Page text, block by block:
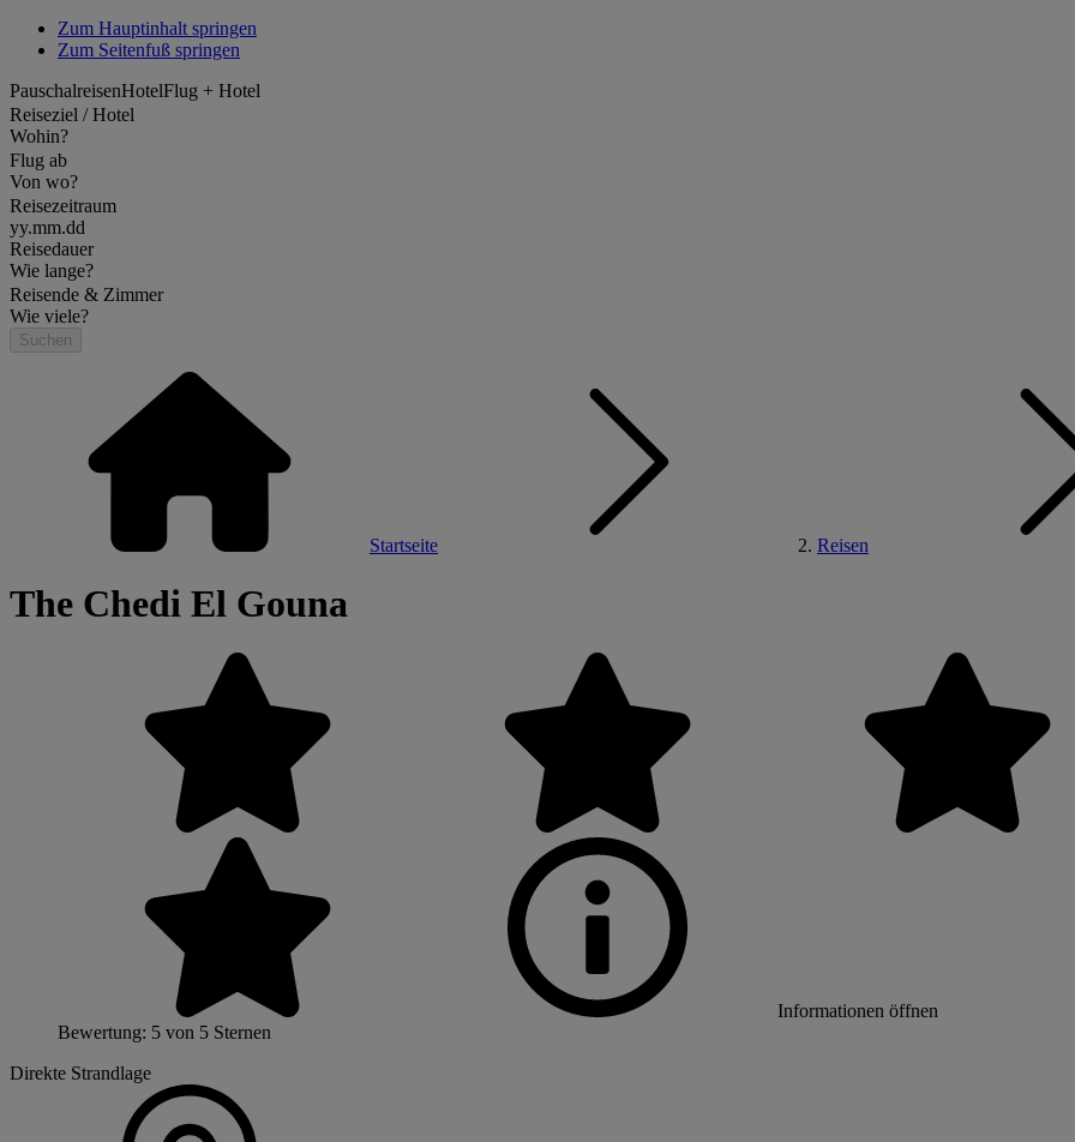
Zum Hauptinhalt springen
Zum Seitenfuß springen
PauschalreisenHotelFlug + Hotel
Reiseziel / Hotel
Wohin?
Flug ab
Von wo?
Reisezeitraum
yy.mm.dd
Reisedauer
Wie lange?
Reisende & Zimmer
Wie viele?
Suchen
Startseite Reisen
The Chedi El Gouna
Informationen öffnen
Bewertung: 5 von 5 Sternen
Direkte Strandlage